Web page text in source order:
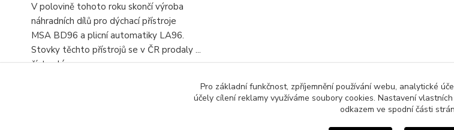
V polovině tohoto roku skončí výroba
náhradních dílů pro dýchací přístroje
MSA BD96 a plicní automatiky LA96.
Stovky těchto přístrojů se v ČR prodaly ...
číst celé
Pro základní funkčnost, zpříjemnění používání webu, analytické
účely cílení reklamy využíváme soubory cookies. Nastavení
odkazem ve spodní části